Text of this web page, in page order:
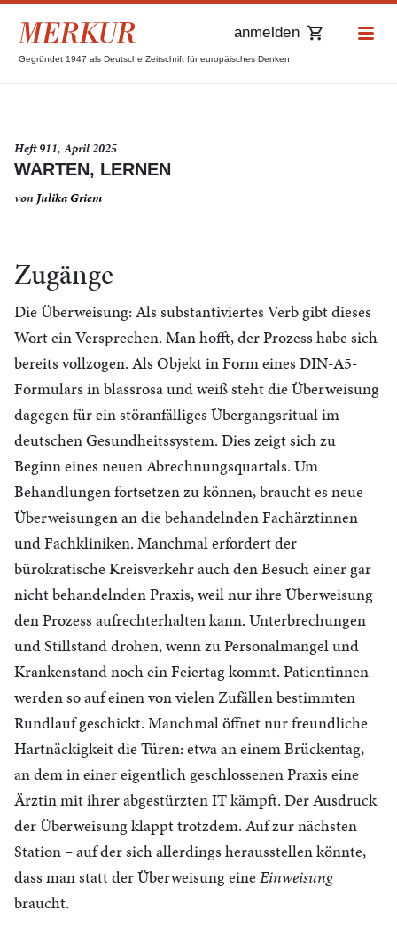
Gegründet 1947 als Deutsche Zeitschrift für europäisches Denken
anmelden
Heft 911, April 2025
WARTEN, LERNEN
von Julika Griem
Zugänge
Die Überweisung: Als substantiviertes Verb gibt dieses
Wort ein Versprechen. Man hofft, der Prozess habe sich
bereits vollzogen. Als Objekt in Form eines DIN-A5-
Formulars in blassrosa und weiß steht die Überweisung
dagegen für ein störanfälliges Übergangsritual im
deutschen Gesundheitssystem. Dies zeigt sich zu
Beginn eines neuen Abrechnungsquartals. Um
Behandlungen fortsetzen zu können, braucht es neue
Überweisungen an die behandelnden Fachärztinnen
und Fachkliniken. Manchmal erfordert der
bürokratische Kreisverkehr auch den Besuch einer gar
nicht behandelnden Praxis, weil nur ihre Überweisung
den Prozess aufrechterhalten kann. Unterbrechungen
und Stillstand drohen, wenn zu Personalmangel und
Krankenstand noch ein Feiertag kommt. Patientinnen
werden so auf einen von vielen Zufällen bestimmten
Rundlauf geschickt. Manchmal öffnet nur freundliche
Hartnäckigkeit die Türen: etwa an einem Brückentag,
an dem in einer eigentlich geschlossenen Praxis eine
Ärztin mit ihrer abgestürzten IT kämpft. Der Ausdruck
der Überweisung klappt trotzdem. Auf zur nächsten
Station – auf der sich allerdings herausstellen könnte,
dass man statt der Überweisung eineEinweisung
braucht.